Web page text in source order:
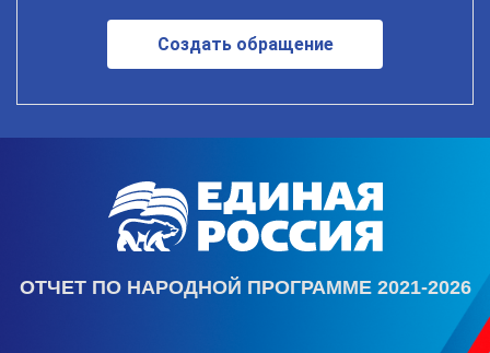
Создать обращение
ОТЧЕТ ПО НАРОДНОЙ ПРОГРАММЕ 2021-2026